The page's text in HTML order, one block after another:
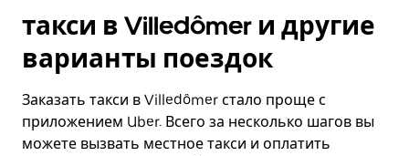
такси в Villedômer и другие
варианты поездок
Заказать такси в Villedômer стало проще с
приложением Uber. Всего за несколько шагов вы
можете вызвать местное такси и оплатить